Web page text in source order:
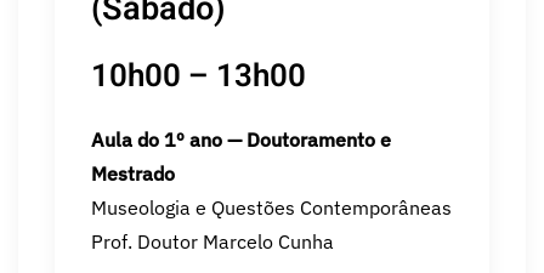
10h00 – 13h00
Aula do 1º ano — Doutoramento e
Mestrado
Museologia e Questões Contemporâneas
Prof. Doutor Marcelo Cunha